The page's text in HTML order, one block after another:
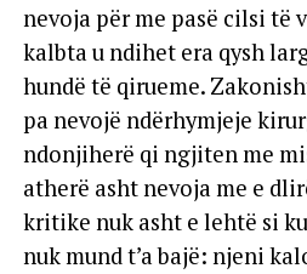
nevoja për me pasë cilsi të
kalbta u ndihet era qysh
hundë të qirueme.
pa nevojë ndërhymjeje
ndonjiherë qi ngjiten me
atherë asht nevoja me e
kritike nuk asht e lehtë si
nuk mund t’a bajë: njeni